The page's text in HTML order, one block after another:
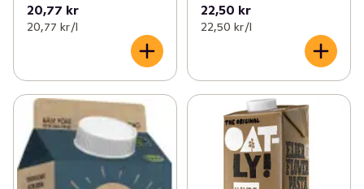
20,77 kr
20,77 kr /l
22,50 kr
22,50 kr /l